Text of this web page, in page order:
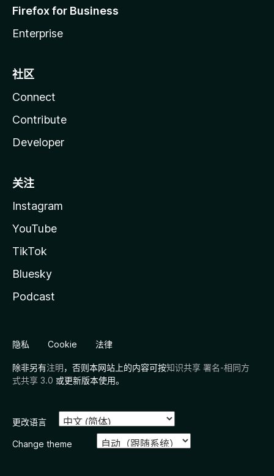
Firefox for Business
Enterprise
社区
Connect
Contribute
Developer
关注
Instagram
YouTube
TikTok
Bluesky
Podcast
隐私 Cookie 法律
除非另有注明，否则本网站上的内容可按知识共享 署名-相同方
式共享 3.0 或更新版本使用。
更改语言
Change theme